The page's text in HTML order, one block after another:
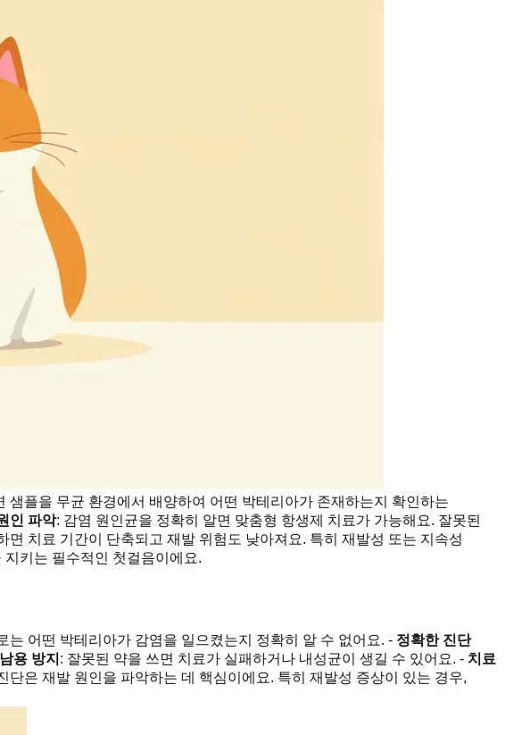
샘플을 무균 환경에서 배양하여 어떤 박테리아가 존재하는지 확인하는
인 파악: 감염 원인균을 정확히 알면 맞춤형 항생제 치료가 가능해요. 잘못된
면 치료 기간이 단축되고 재발 위험도 낮아져요. 특히 재발성 또는 지속성
키는 필수적인 첫걸음이에요.
는 어떤 박테리아가 감염을 일으켰는지 정확히 알 수 없어요. - 정확한 진단
용 방지 : 잘못된 약을 쓰면 치료가 실패하거나 내성균이 생길 수 있어요. - 치료
단은 재발 원인을 파악하는 데 핵심이에요. 특히 재발성 증상이 있는 경우,